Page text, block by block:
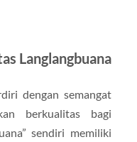
Langlangbuana
dengan semangat
berkualitas bagi
sendiri memiliki